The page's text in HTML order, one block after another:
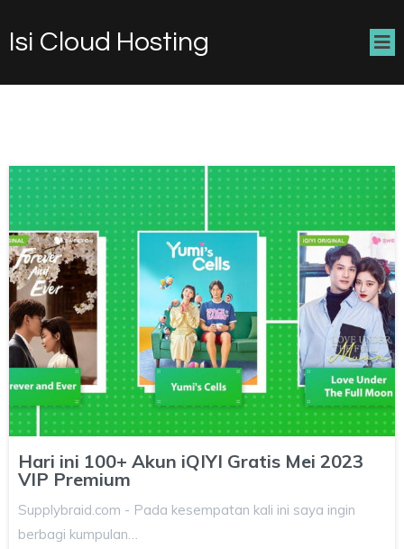
Isi Cloud Hosting
Hari ini 100+ Akun iQIYI Gratis Mei 2023
VIP Premium
Supplybraid.com - Pada kesempatan kali ini saya ingin
berbagi kumpulan…